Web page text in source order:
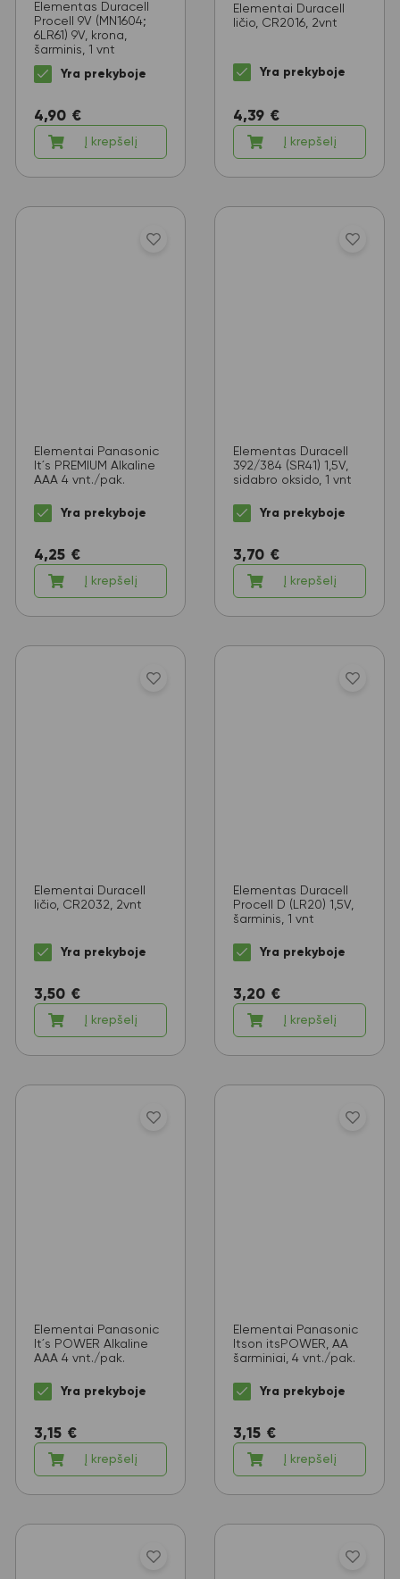
Elementas Duracell
Procell 9V (MN1604;
6LR61) 9V, krona,
šarminis, 1 vnt
Yra prekyboje
4,90 €
Į krepšelį
Elementai Duracell
ličio, CR2016, 2vnt
Yra prekyboje
4,39 €
Į krepšelį
Elementai Panasonic
It´s PREMIUM Alkaline
AAA 4 vnt./pak.
Yra prekyboje
4,25 €
Į krepšelį
Elementas Duracell
392/384 (SR41) 1,5V,
sidabro oksido, 1 vnt
Yra prekyboje
3,70 €
Į krepšelį
Elementai Duracell
ličio, CR2032, 2vnt
Yra prekyboje
3,50 €
Į krepšelį
Elementas Duracell
Procell D (LR20) 1,5V,
šarminis, 1 vnt
Yra prekyboje
3,20 €
Į krepšelį
Elementai Panasonic
It´s POWER Alkaline
AAA 4 vnt./pak.
Yra prekyboje
3,15 €
Į krepšelį
Elementai Panasonic
Itson itsPOWER, AA
šarminiai, 4 vnt./pak.
Yra prekyboje
3,15 €
Į krepšelį